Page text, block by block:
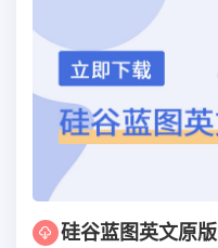
硅谷蓝图英文原版